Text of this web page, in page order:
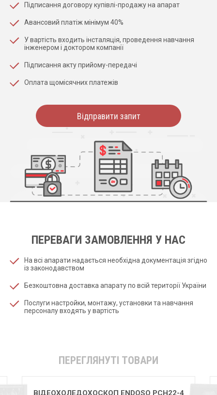
Підписання договору купівлі-продажу на апарат
Авансовий платіж мінімум 40%
У вартість входить інсталяція, проведення навчання
інженером і доктором компанії
Підписання акту прийому-передачі
Оплата щомісячних платежів
Відправити запит
ПЕРЕВАГИ ЗАМОВЛЕННЯ У НАС
На всі апарати надається необхідна документація згідно
із законодавством
Безкоштовна доставка апарату по всій території України
Послуги настройки, монтажу, установки та навчання
персоналу входять у вартість
ПЕРЕГЛЯНУТІ ТОВАРИ
ВІДЕОХОЛЕДОХОСКОП ENDOSO PCH22-4